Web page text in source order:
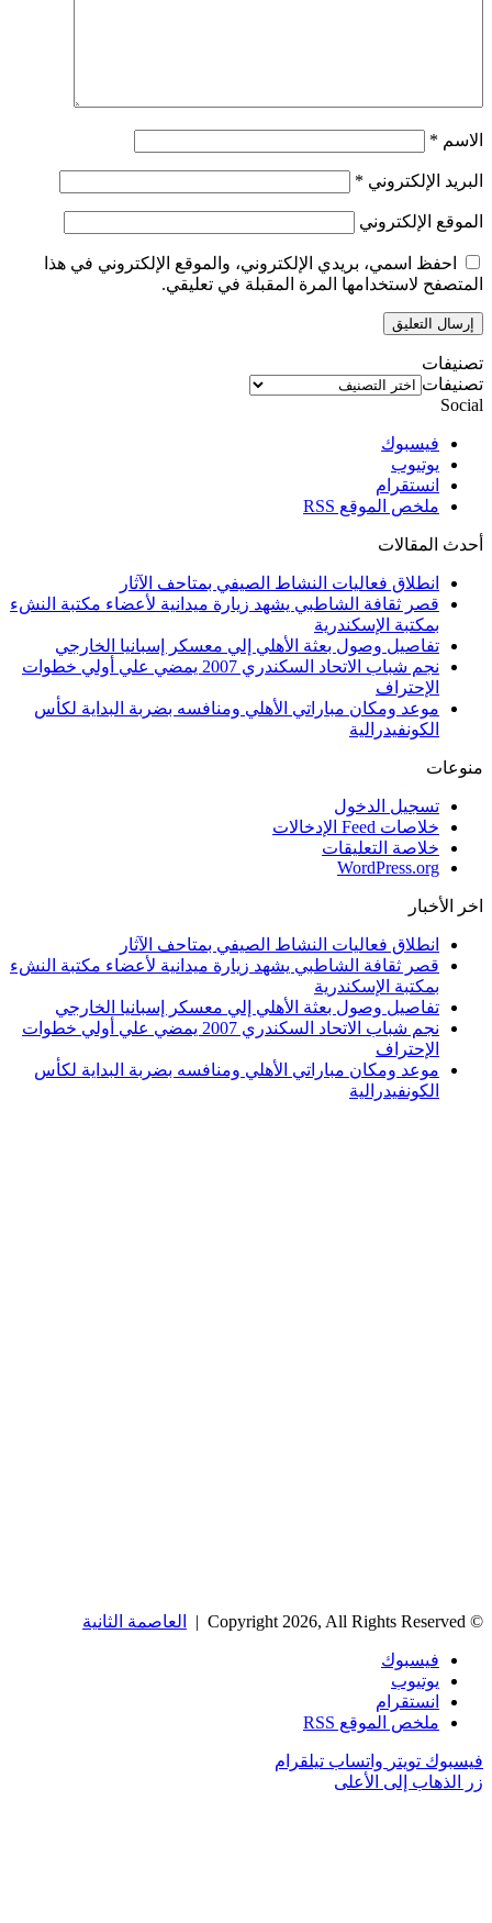
الاسم *
البريد الإلكتروني *
الموقع الإلكتروني
احفظ اسمي، بريدي الإلكتروني، والموقع الإلكتروني في هذا
المتصفح لاستخدامها المرة المقبلة في تعليقي.
تصنيفات
تصنيفات
Social
فيسبوك
يوتيوب
انستقرام
ملخص الموقع RSS
أحدث المقالات
انطلاق فعاليات النشاط الصيفي بمتاحف الآثار
قصر ثقافة الشاطبي يشهد زيارة ميدانية لأعضاء مكتبة النشء
بمكتبة الإسكندرية
تفاصيل وصول بعثة الأهلي إلي معسكر إسبانيا الخارجي
نجم شباب الاتحاد السكندري 2007 يمضي علي أولي خطوات
الإحتراف
موعد ومكان مباراتي الأهلي ومنافسه بضربة البداية لكأس
الكونفيدرالية
منوعات
تسجيل الدخول
خلاصات Feed الإدخالات
خلاصة التعليقات
WordPress.org
اخر الأخبار
انطلاق فعاليات النشاط الصيفي بمتاحف الآثار
قصر ثقافة الشاطبي يشهد زيارة ميدانية لأعضاء مكتبة النشء
بمكتبة الإسكندرية
تفاصيل وصول بعثة الأهلي إلي معسكر إسبانيا الخارجي
نجم شباب الاتحاد السكندري 2007 يمضي علي أولي خطوات
الإحتراف
موعد ومكان مباراتي الأهلي ومنافسه بضربة البداية لكأس
الكونفيدرالية
© Copyright 2026, All Rights Reserved | العاصمة الثانية
فيسبوك
يوتيوب
انستقرام
ملخص الموقع RSS
فيسبوك تويتر واتساب تيلقرام
زر الذهاب إلى الأعلى